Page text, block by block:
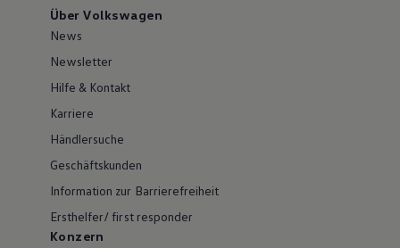
Über Volkswagen
News
Newsletter
Hilfe & Kontakt
Karriere
Händlersuche
Geschäftskunden
Information zur Barrierefreiheit
Ersthelfer/ first responder
Konzern